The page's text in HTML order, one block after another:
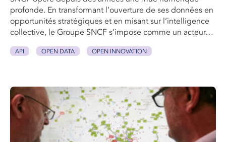
profonde. En transformant l’ouverture de ses données en
opportunités stratégiques et en misant sur l’intelligence
collective, le Groupe SNCF s’impose comme un acteur…
API OPEN DATA OPEN INNOVATION